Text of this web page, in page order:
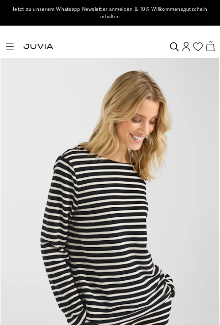
Jetzt zu unserem Whatsapp Newsletter anmelden & 10% Willkommensgutschein
erhalten